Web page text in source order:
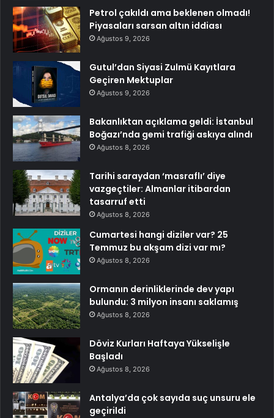
Petrol çakıldı ama beklenen olmadı!
Piyasaları sarsan altın iddiası
Ağustos 9, 2026
Gutul’dan Siyasi Zulmü Kayıtlara
Geçiren Mektuplar
Ağustos 9, 2026
Bakanlıktan açıklama geldi: İstanbul
Boğazı’nda gemi trafiği askıya alındı
Ağustos 8, 2026
Tarihi saraydan ‘masraflı’ diye
vazgeçtiler: Almanlar itibardan
tasarruf etti
Ağustos 8, 2026
Cumartesi hangi diziler var? 25
Temmuz bu akşam dizi var mı?
Ağustos 8, 2026
Ormanın derinliklerinde dev yapı
bulundu: 3 milyon insanı saklamış
Ağustos 8, 2026
Döviz Kurları Haftaya Yükselişle
Başladı
Ağustos 8, 2026
Antalya’da çok sayıda suç unsuru ele
geçirildi